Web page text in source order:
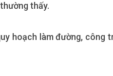
thấy.
hoạch làm đường,